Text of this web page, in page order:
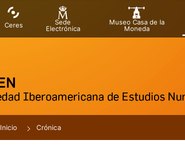
Ceres
Sede
Electrónica
Museo Casa de la
Moneda
Mostrar/Ocultar
Inicio Crónica